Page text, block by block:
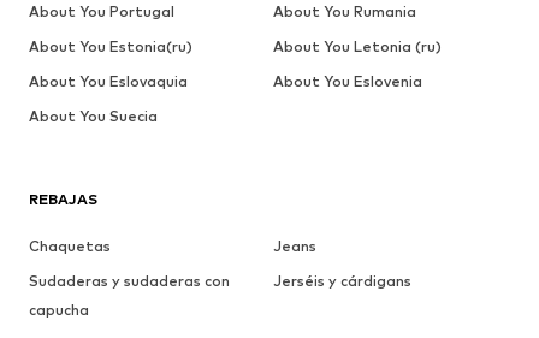
REBAJAS
Chaquetas
Jeans
Sudaderas y sudaderas con
capucha
Jerséis y cárdigans
About You Portugal
About You Rumania
About You Estonia(ru)
About You Letonia (ru)
About You Eslovaquia
About You Eslovenia
About You Suecia